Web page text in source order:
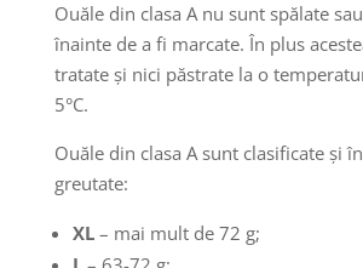
Ouăle din clasa A nu sunt spălate
înainte de a fi marcate. În plus
tratate și nici păstrate la o
5°C.
Ouăle din clasa A sunt clasificate și
greutate:
XL– mai mult de 72 g;